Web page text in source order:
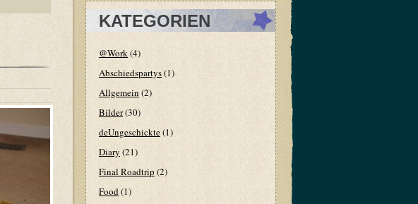
KATEGORIEN
@Work(4)
Abschiedspartys(1)
Allgemein (2)
Bilder(30)
deUngeschickte(1)
Diary (21)
Final Roadtrip (2)
Food(1)